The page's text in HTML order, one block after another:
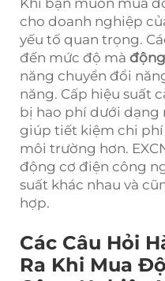
cho doanh nghiệp
yếu tố quan trọng.
đến mức độ mà
năng chuyển đổi
năng. Cấp hiệu suất
bị hao phí dưới dạng
giúp tiết kiệm chi
môi trường hơn.
động cơ điện công
suất khác nhau và
hợp.
Các Câu Hỏi
Ra Khi Mua